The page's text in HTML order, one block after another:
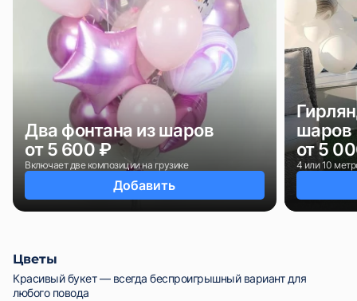
Два фонтана из шаров
от 5 600 ₽
Включает две композиции на грузике
Добавить
шаров
от 5
4 или 10
Цветы
Красивый букет — всегда беспроигрышный вариант для
любого повода